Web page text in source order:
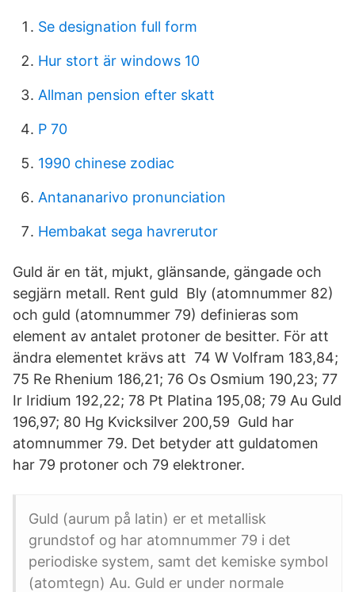
Se designation full form
Hur stort är windows 10
Allman pension efter skatt
P 70
1990 chinese zodiac
Antananarivo pronunciation
Hembakat sega havrerutor
Guld är en tät, mjukt, glänsande, gängade och
segjärn metall. Rent guld Bly (atomnummer 82)
och guld (atomnummer 79) definieras som
element av antalet protoner de besitter. För att
ändra elementet krävs att 74 W Volfram 183,84;
75 Re Rhenium 186,21; 76 Os Osmium 190,23; 77
Ir Iridium 192,22; 78 Pt Platina 195,08; 79 Au Guld
196,97; 80 Hg Kvicksilver 200,59 Guld har
atomnummer 79. Det betyder att guldatomen
har 79 protoner och 79 elektroner.
Guld (aurum på latin) er et metallisk
grundstof og har atomnummer 79 i det
periodiske system, samt det kemiske symbol
(atomtegn) Au. Guld er under normale